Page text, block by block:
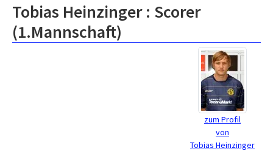
Tobias Heinzinger : Scorer
(1.Mannschaft)
zum Profil
von
Tobias Heinzinger